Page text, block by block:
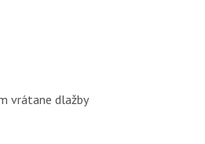
vrátane dlažby